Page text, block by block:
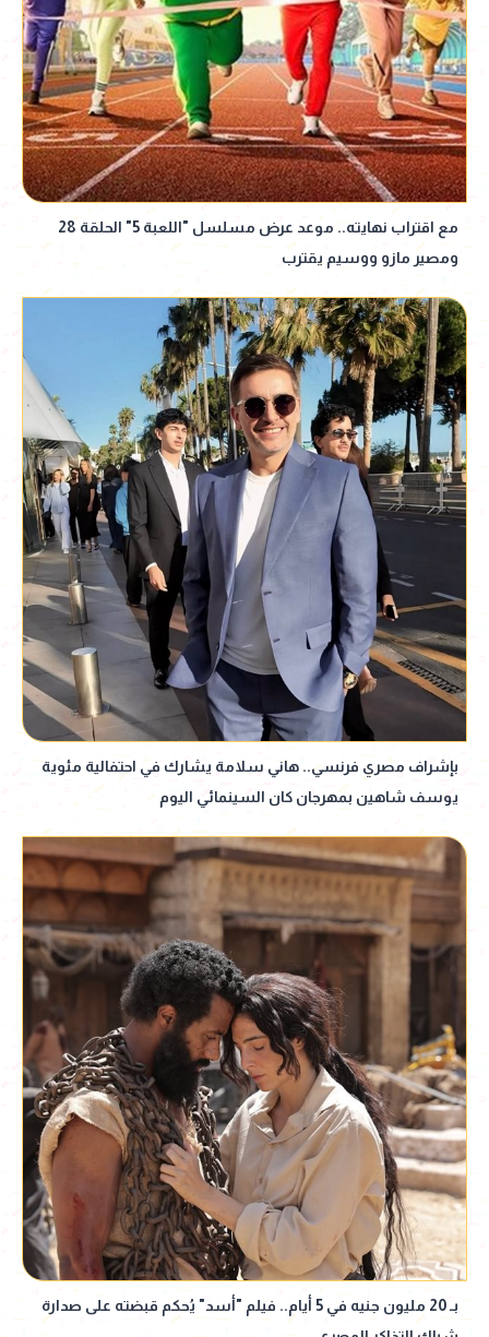
مع اقتراب نهايته.. موعد عرض مسلسل "اللعبة 5" الحلقة 28
ومصير مازو ووسيم يقترب
بإشراف مصري فرنسي.. هاني سلامة يشارك في احتفالية مئوية
يوسف شاهين بمهرجان كان السينمائي اليوم
بـ 20 مليون جنيه في 5 أيام.. فيلم "أسد" يُحكم قبضته على صدارة